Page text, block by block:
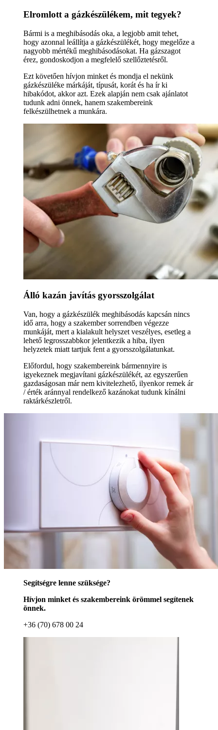
Elromlott a gázkészülékem, mit tegyek?
Bármi is a meghibásodás oka, a legjobb amit tehet,
hogy azonnal leállítja a gázkészülékét, hogy megelőze a
nagyobb mértékű meghibásodásokat. Ha gázszagot
érez, gondoskodjon a megfelelő szellőztetésről.
Ezt követően hívjon minket és mondja el nekünk
gázkészüléke márkáját, típusát, korát és ha ír ki
hibakódot, akkor azt. Ezek alapján nem csak ajánlatot
tudunk adni önnek, hanem szakembereink
felkészülhetnek a munkára.
Álló kazán javítás gyorsszolgálat
Van, hogy a gázkészülék meghibásodás kapcsán nincs
idő arra, hogy a szakember sorrendben végezze
munkáját, mert a kialakult helyszet veszélyes, esetleg a
lehető legrosszabbkor jelentkezik a hiba, ilyen
helyzetek miatt tartjuk fent a gyorsszolgálatunkat.
Előfordul, hogy szakembereink bármennyire is
igyekeznek megjavítani gázkészülékét, az egyszerűen
gazdaságosan már nem kivitelezhető, ilyenkor remek ár
/ érték aránnyal rendelkező kazánokat tudunk kínálni
raktárkészletről.
Segítségre lenne szüksége?
Hívjon minket és szakembereink örömmel segítenek
önnek.
+36 (70) 678 00 24